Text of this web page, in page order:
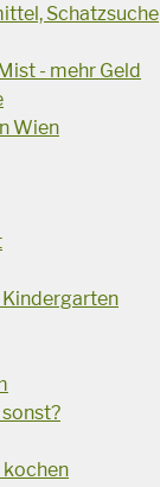
Schatzsuche
- mehr Geld
Wien
kochen